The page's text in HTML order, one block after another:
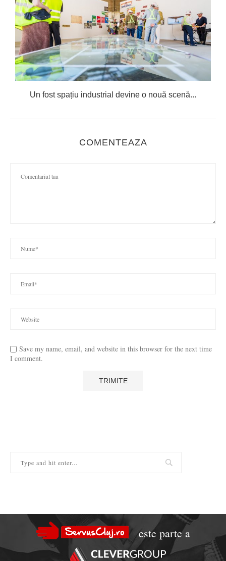
Un fost spațiu industrial devine o nouă scenă...
COMENTEAZA
Save my name, email, and website in this browser for the next time
I comment.
este parte a